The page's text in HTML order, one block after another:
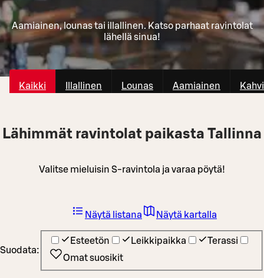
Aamiainen, lounas tai illallinen. Katso parhaat ravintolat
lähellä sinua!
Kaikki Illallinen Lounas Aamiainen
Lähimmät ravintolat paikasta Tallinna
Valitse mieluisin S-ravintola ja varaa pöytä!
Suodata:
Esteetön Leikkipaikka
Terassi
Omat suosikit
Näytä listana Näytä kartalla